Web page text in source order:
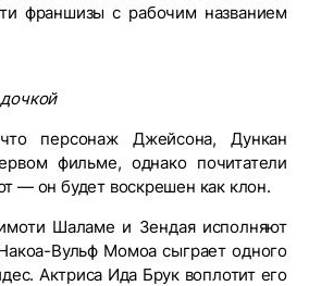
франшизы с рабочим названием
персонаж Джейсона, Дункан
фильме, однако почитатели
— он будет воскрешен как клон.
Шаламе и Зендая исполняют
Вульф Момоа сыграет одного
Актриса Ида Брук воплотит его